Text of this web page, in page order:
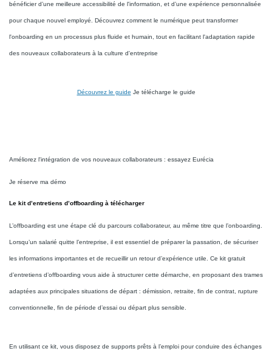
bénéficier d’une meilleure accessibilité de l'information, et d’une expérience personnalisée
pour chaque nouvel employé. Découvrez comment le numérique peut transformer
l'onboarding en un processus plus fluide et humain, tout en facilitant l'adaptation rapide
des nouveaux collaborateurs à la culture d'entreprise
Découvrez le guide Je télécharge le guide
Améliorez l'intégration de vos nouveaux collaborateurs : essayez Eurécia
Je réserve ma démo
Le kit d’entretiens d’offboarding à télécharger
L’offboarding est une étape clé du parcours collaborateur, au même titre que l’onboarding.
Lorsqu’un salarié quitte l’entreprise, il est essentiel de préparer la passation, de sécuriser
les informations importantes et de recueillir un retour d’expérience utile. Ce kit gratuit
d’entretiens d’offboarding vous aide à structurer cette démarche, en proposant des trames
adaptées aux principales situations de départ : démission, retraite, fin de contrat, rupture
conventionnelle, fin de période d’essai ou départ plus sensible.
En utilisant ce kit, vous disposez de supports prêts à l’emploi pour conduire des échanges